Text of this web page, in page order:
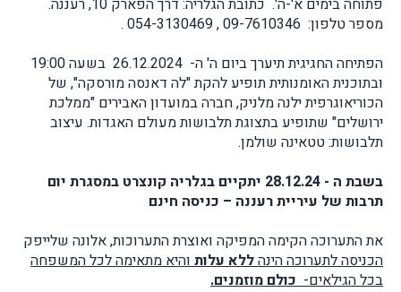
פתוחה בימים א'-ה'. כתובת הגלריה: דרך הפארק 10, רעננה.
מספר טלפון: 09-7610346 , 054-3130469 .
הפתיחה החגיגית תיערך ביום ה' ה- 26.12.2024 בשעה 19:00
ובתוכנית האומנותית תופיע להקת "לה דאנסה מורסקה", של
הכוריאוגרפית ילנה מלניק, חברה במועדון האבירים "ממלכת
ירושלים" שתופיע בתצוגת תלבושות מעולם האגדות. עיצוב
תלבושות: טטאינה שולמן.
בשבת ה - 28.12.24 יתקיים בגלריה קונצרט במסגרת יום
תרבות של עיריית רעננה – כניסה חינם
את התערוכה הקימה המפיקה ואוצרת התערוכות, אלונה שלייפק
הכניסה לתערוכה הינהללא עלותוהיא מתאימה לכל המשפחה
בכל הגילאים-כולם מוזמנים.